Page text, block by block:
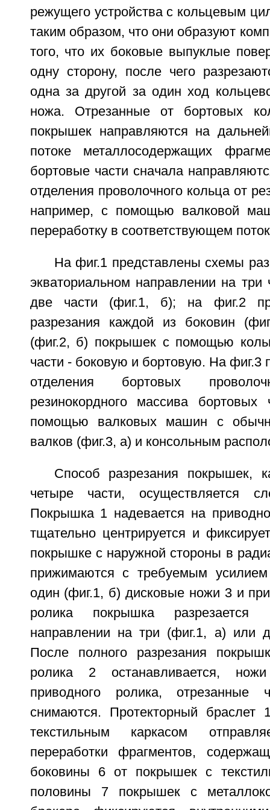
режущего устройства с кольцевым
таким образом, что они образуют
того, что их боковые выпуклые
одну сторону, после чего
одна за другой за один ход
ножа. Отрезанные от бортовых
покрышек направляются на
потоке металлосодержащих
бортовые части сначала
отделения проволочного кольца от
например, с помощью валковой
переработку в соответствующем
На фиг.1 представлены схемы
экваториальном направлении на
две части (фиг.1, б); на фиг.2
разрезания каждой из боковин
(фиг.2, б) покрышек с помощью
части - боковую и бортовую. На фиг.3
отделения бортовых
резинокордного массива
помощью валковых машин с
валков (фиг.3, а) и консольным
Способ разрезания покрышек,
четыре части, осуществляется
Покрышка 1 надевается на
тщательно центрируется и
покрышке с наружной стороны в
прижимаются с требуемым
один (фиг.1, б) дисковые ножи 3 и
ролика покрышка разрезается
направлении на три (фиг.1, а) или
После полного разрезания
ролика 2 останавливается,
приводного ролика,
снимаются. Протекторный
текстильным каркасом
переработки фрагментов,
боковины 6 от покрышек с
половины 7 покрышек с